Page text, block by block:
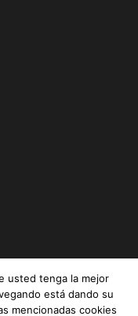
usted tenga la mejor
está dando su
mencionadas cookies